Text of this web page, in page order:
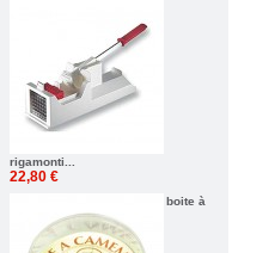
rigamonti...
22,80 €
boite à